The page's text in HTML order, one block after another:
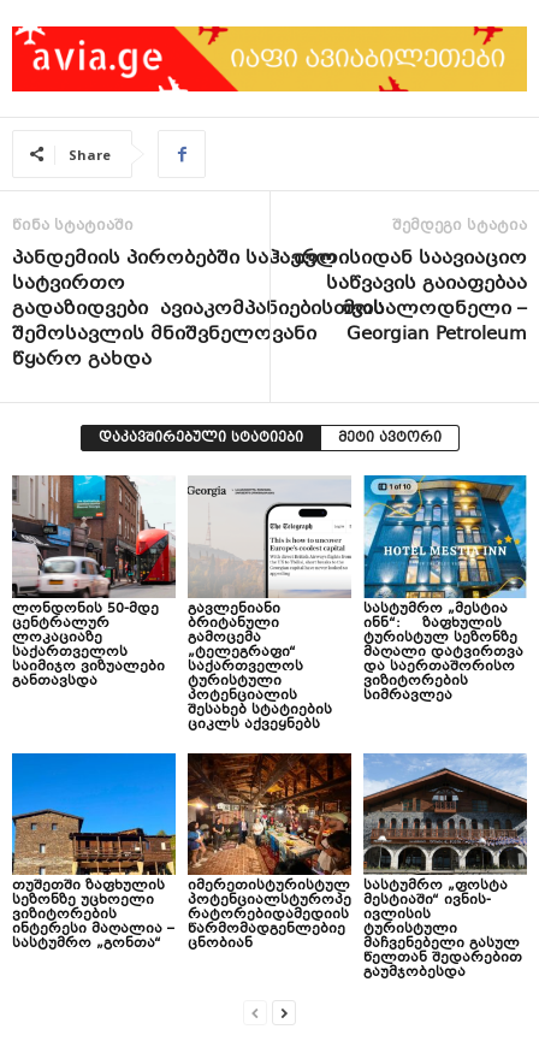
Share
წინა სტატიაში
პანდემიის პირობებში საჰაერო
სატვირთო
გადაზიდვები ავიაკომპანიებისთვის
შემოსავლის მნიშვნელოვანი
წყარო გახდა
შემდეგი სტატია
ივლისიდან საავიაციო
საწვავის გაიაფებაა
მოსალოდნელი –
Georgian Petroleum
დაკავშირებული სტატიები მეტი ავტორი
ლონდონის 50-მდე
ცენტრალურ
ლოკაციაზე
საქართველოს
საიმიჯო ვიზუალები
განთავსდა
გავლენიანი
ბრიტანული
გამოცემა
„ტელეგრაფი“
საქართველოს
ტურისტული
პოტენციალის
შესახებ სტატიების
ციკლს აქვეყნებს
სასტუმრო „მესტია
ინნ“: ზაფხულის
ტურისტულ სეზონზე
მაღალი დატვირთვა
და საერთაშორისო
ვიზიტორების
სიმრავლეა
თუშეთში ზაფხულის
სეზონზე უცხოელი
ვიზიტორების
ინტერესი მაღალია –
სასტუმრო „გონთა“
იმერეთისტურისტულ
პოტენციალსტუროპე
რატორებიდამედიის
წარმომადგენლებიე
ცნობიან
სასტუმრო „ფოსტა
მესტიაში“ ივნის-
ივლისის
ტურისტული
მაჩვენებელი გასულ
წელთან შედარებით
გაუმჯობესდა